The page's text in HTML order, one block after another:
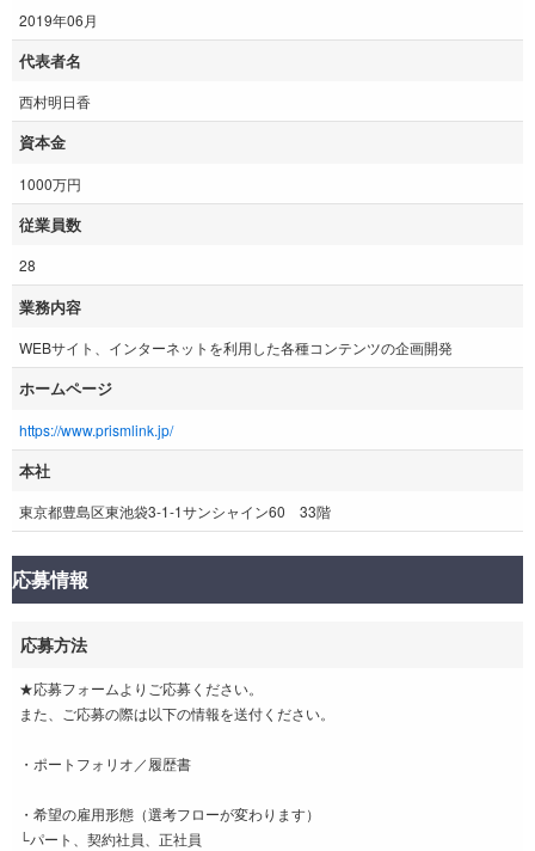
2019年06月
代表者名
西村明日香
資本金
1000万円
従業員数
28
業務内容
WEBサイト、インターネットを利用した各種コンテンツの企画開発
ホームページ
https://www.prismlink.jp/
本社
東京都豊島区東池袋3-1-1サンシャイン60 33階
応募情報
応募方法
★応募フォームよりご応募ください。
また、ご応募の際は以下の情報を送付ください。
・ポートフォリオ／履歴書
・希望の雇用形態（選考フローが変わります）
└パート、契約社員、正社員